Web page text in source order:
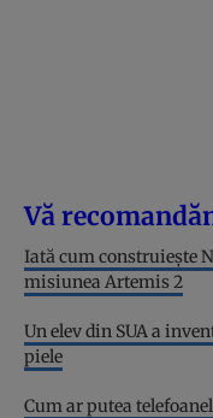
Vă
Iată cum construiește
misiunea Artemis 2
Un elev din SUA a
piele
Cum ar putea